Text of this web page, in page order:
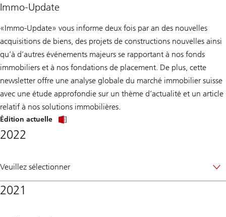
Immo-Update
«Immo-Update» vous informe deux fois par an des nouvelles
acquisitions de biens, des projets de constructions nouvelles ainsi
qu’à d’autres événements majeurs se rapportant à nos fonds
immobiliers et à nos fondations de placement. De plus, cette
newsletter offre une analyse globale du marché immobilier suisse
avec une étude approfondie sur un thème d’actualité et un article
relatif à nos solutions immobilières.
Édition actuelle
2022
Veuillez sélectionner
2021